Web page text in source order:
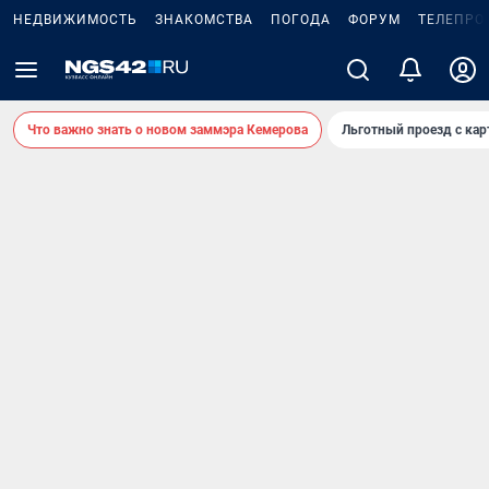
НЕДВИЖИМОСТЬ ЗНАКОМСТВА ПОГОДА ФОРУМ
Что важно знать о новом заммэра Кемерова Льготный проезд с